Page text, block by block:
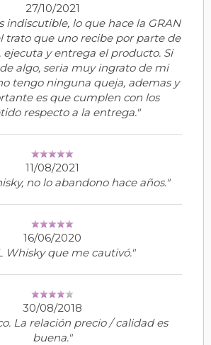
27/10/2021
indiscutible, lo que hace la GRAN
trato que uno recibe por parte de
ejecuta y entrega el producto. Si
algo, seria muy ingrato de mi
tengo ninguna queja, ademas y
es que cumplen con los
respecto a la entrega."
11/08/2021
no lo abandono hace años."
16/06/2020
Whisky que me cautivó."
30/08/2018
La relación precio / calidad es
buena."